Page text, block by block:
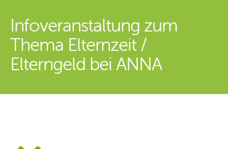
Infoveranstaltung zum
Thema Elternzeit /
Elterngeld bei ANNA